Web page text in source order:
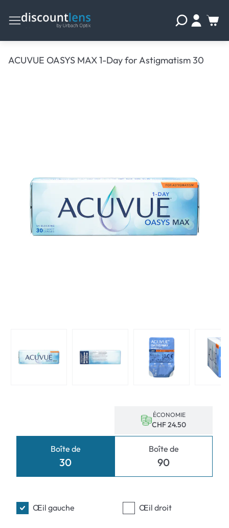
ACUVUE OASYS MAX 1-Day for Astigmatism 30
Boîte de
30
ÉCONOMIE
CHF 24.50
Boîte de
90
Œil gauche Œil droit